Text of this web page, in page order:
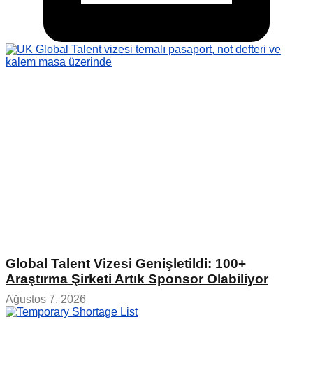
Global Talent Vizesi Genişletildi: 100+
Araştırma Şirketi Artık Sponsor Olabiliyor
Ağustos 7, 2026